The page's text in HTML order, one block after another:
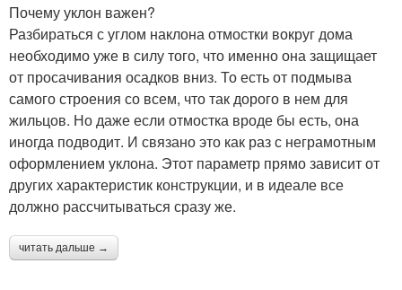
Почему уклон важен?
Разбираться с углом наклона отмостки вокруг дома
необходимо уже в силу того, что именно она защищает
от просачивания осадков вниз. То есть от подмыва
самого строения со всем, что так дорого в нем для
жильцов. Но даже если отмостка вроде бы есть, она
иногда подводит. И связано это как раз с неграмотным
оформлением уклона. Этот параметр прямо зависит от
других характеристик конструкции, и в идеале все
должно рассчитываться сразу же.
читать дальше →